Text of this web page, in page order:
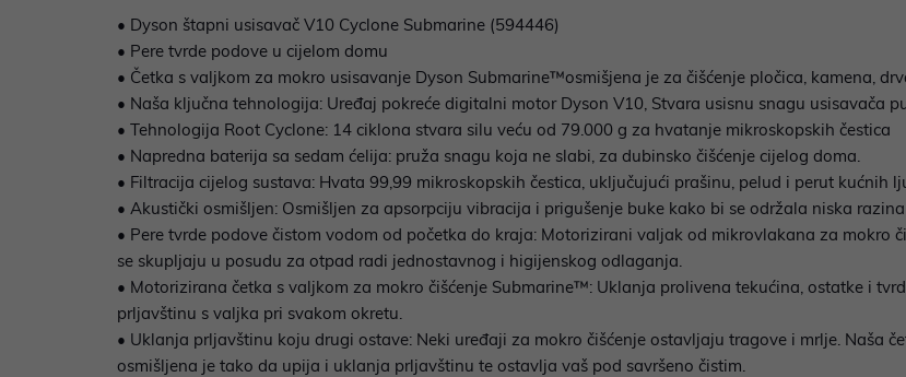
• Dyson štapni usisavač V10 Cyclone Submarine (594446)
• Pere tvrde podove u cijelom domu
• Četka s valjkom za mokro usisavanje Dyson Submarine™osmišjena je za čišćenje pločica, kamena,
• Naša ključna tehnologija: Uređaj pokreće digitalni motor Dyson V10, Stvara usisnu snagu usisavača
• Tehnologija Root Cyclone: 14 ciklona stvara silu veću od 79.000 g za hvatanje mikroskopskih čestica
• Napredna baterija sa sedam ćelija: pruža snagu koja ne slabi, za dubinsko čišćenje cijelog doma.
• Filtracija cijelog sustava: Hvata 99,99 mikroskopskih čestica, uključujući prašinu, pelud i perut kućnih
• Akustički osmišljen: Osmišljen za apsorpciju vibracija i prigušenje buke kako bi se održala niska
• Pere tvrde podove čistom vodom od početka do kraja: Motorizirani valjak od mikrovlakana za mokro
se skupljaju u posudu za otpad radi jednostavnog i higijenskog odlaganja.
• Motorizirana četka s valjkom za mokro čišćenje Submarine™: Uklanja prolivena tekućina, ostatke i
prljavštinu s valjka pri svakom okretu.
• Uklanja prljavštinu koju drugi ostave: Neki uređaji za mokro čišćenje ostavljaju tragove i mrlje. Naša
osmišljena je tako da upija i uklanja prljavštinu te ostavlja vaš pod savršeno čistim.